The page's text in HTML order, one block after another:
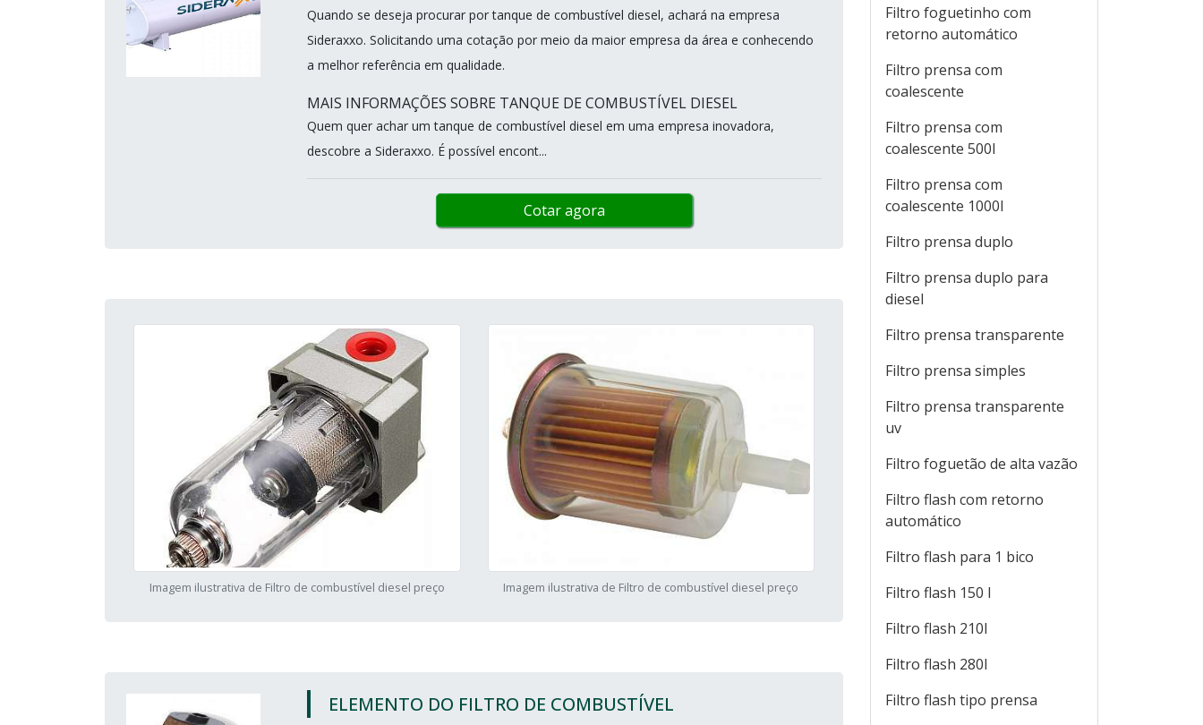
Quando se deseja procurar por tanque de combustível diesel, achará na empresa
Sideraxxo. Solicitando uma cotação por meio da maior empresa da área e conhecendo
a melhor referência em qualidade.
MAIS INFORMAÇÕES SOBRE TANQUE DE COMBUSTÍVEL DIESEL
Quem quer achar um tanque de combustível diesel em uma empresa inovadora,
descobre a Sideraxxo. É possível encont...
Cotar agora
Imagem ilustrativa de Filtro de combustível diesel preço Imagem ilustrativa de Filtro de combustível diesel preço
ELEMENTO DO FILTRO DE COMBUSTÍVEL
Filtro foguetinho com
retorno automático
Filtro prensa com
coalescente
Filtro prensa com
coalescente 500l
Filtro prensa com
coalescente 1000l
Filtro prensa duplo
Filtro prensa duplo para
diesel
Filtro prensa transparente
Filtro prensa simples
Filtro prensa transparente
uv
Filtro foguetão de alta vazão
Filtro flash com retorno
automático
Filtro flash para 1 bico
Filtro flash 150 l
Filtro flash 210l
Filtro flash 280l
Filtro flash tipo prensa